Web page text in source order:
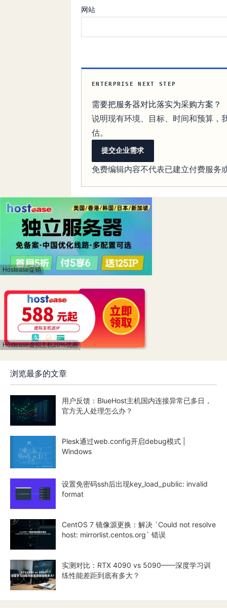
网站
ENTERPRISE NEXT STEP
需要把服务器对比落实为采购方案？
说明现有环境、目标、时间和预算，
估。
提交企业需求
免费编辑内容不代表已建立付费服务
Hostease促销
Hostease虚拟主机20%优惠
浏览最多的文章
用户反馈：BlueHost主机国内连接异常已多日，
官方无人处理怎么办？
Plesk通过web.config开启debug模式 |
Windows
设置免密码ssh后出现key_load_public: invalid
format
CentOS 7 镜像源更换：解决 `Could not resolve
host: mirrorlist.centos.org` 错误
实测对比：RTX 4090 vs 5090——深度学习训
练性能差距到底有多大？